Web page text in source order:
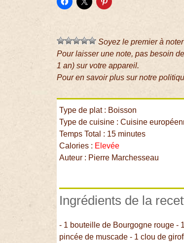
Soyez le premier à
Pour laisser une note, pas besoin
1 an) sur votre appareil.
Pour en savoir plus sur notre
Type de plat : Boisson
Type de cuisine : Cuisine
Temps Total : 15 minutes
Calories : Elevée
Auteur : Pierre Marchesseau
Ingrédients de la
- 1 bouteille de Bourgogne rouge -
pincée de muscade - 1 clou de